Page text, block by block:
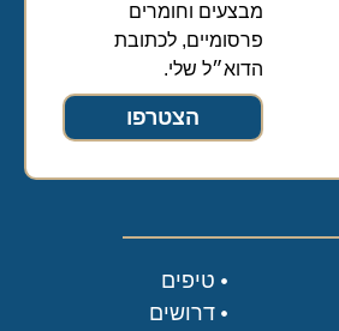
מבצעים וחומרים
פרסומיים, לכתובת
הדוא״ל שלי.
הצטרפו
טיפים
דרושים